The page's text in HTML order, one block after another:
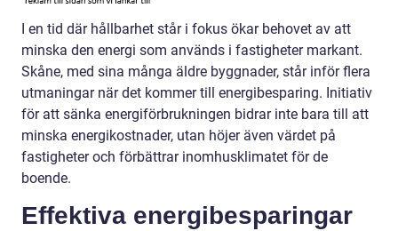
I en tid där hållbarhet står i fokus ökar behovet av att
minska den energi som används i fastigheter markant.
Skåne, med sina många äldre byggnader, står inför flera
utmaningar när det kommer till energibesparing. Initiativ
för att sänka energiförbrukningen bidrar inte bara till att
minska energikostnader, utan höjer även värdet på
fastigheter och förbättrar inomhusklimatet för de
boende.
Effektiva energibesparingar